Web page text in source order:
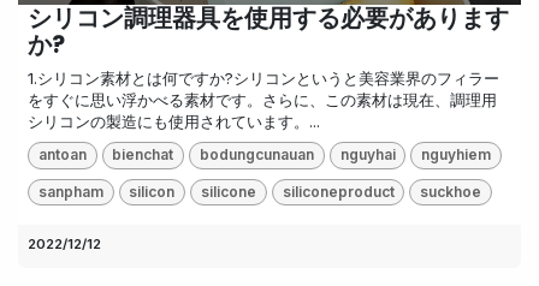
シリコン調理器具を使用する必要があります
か?
1.シリコン素材とは何ですか?シリコンというと美容業界のフィラー
をすぐに思い浮かべる素材です。さらに、この素​​材は現在、調理用
シリコンの製造にも使用されています。...
antoan bienchat bodungcunauan nguyhai nguyhiem
sanpham silicon silicone siliconeproduct suckhoe
2022/12/12